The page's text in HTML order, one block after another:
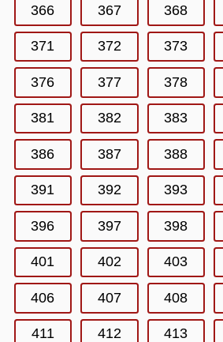
366 367 368
371 372 373
376 377 378
381 382 383
386 387 388
391 392 393
396 397 398
401 402 403
406 407 408
411 412 413